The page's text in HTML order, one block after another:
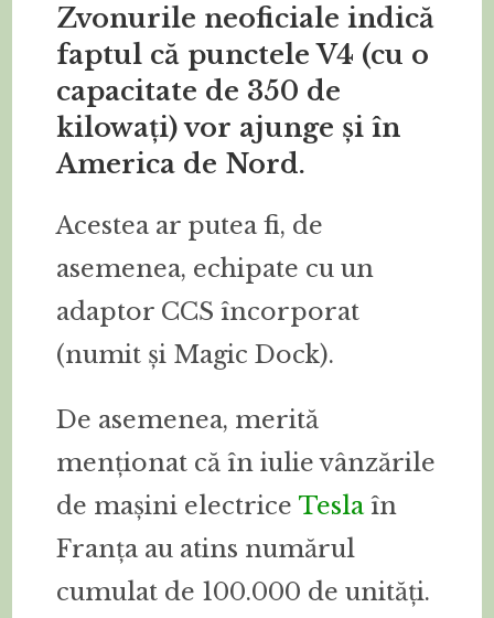
Zvonurile neoficiale indică
faptul că punctele V4 (cu o
capacitate de 350 de
kilowați) vor ajunge și în
America de Nord.
Acestea ar putea fi, de
asemenea, echipate cu un
adaptor CCS încorporat
(numit și Magic Dock).
De asemenea, merită
menționat că în iulie vânzările
de mașini electriceTeslaîn
Franța au atins numărul
cumulat de 100.000 de unități.